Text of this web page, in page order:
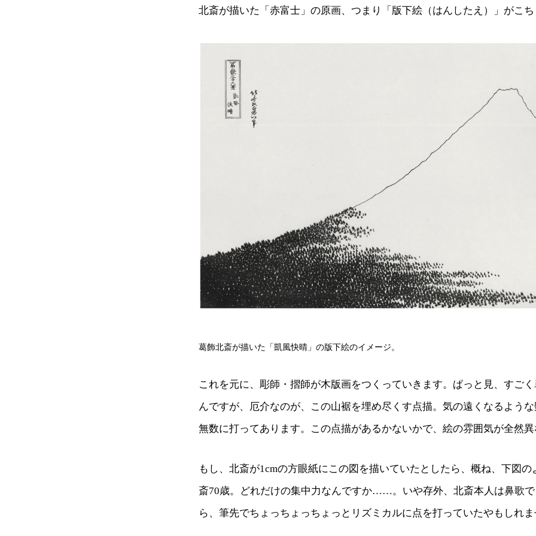
北斎が描いた「赤富士」の原画、つまり「版下絵（はんしたえ）」がこ
葛飾北斎が描いた「凱風快晴」の版下絵のイメージ。
これを元に、彫師・摺師が木版画をつくっていきます。ぱっと見、すご
んですが、厄介なのが、この山裾を埋め尽くす点描。気の遠くなるよう
無数に打ってあります。この点描があるかないかで、絵の雰囲気が全然
もし、北斎が1cmの方眼紙にこの図を描いていたとしたら、概ね、下図の
斎70歳。どれだけの集中力なんですか……。いや存外、北斎本人は鼻歌
ら、筆先でちょっちょっちょっとリズミカルに点を打っていたやもしれ